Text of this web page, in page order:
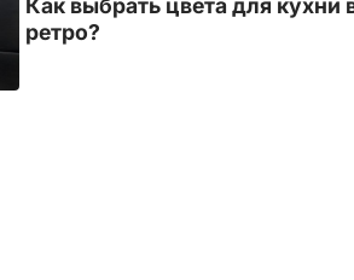
Как выбрать цвета для кухни
ретро?